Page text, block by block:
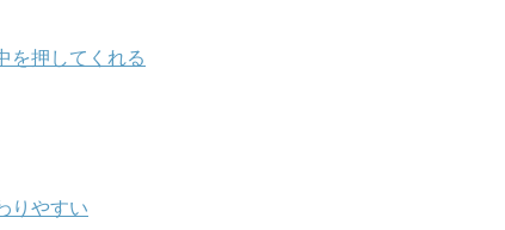
を押してくれる
りやすい